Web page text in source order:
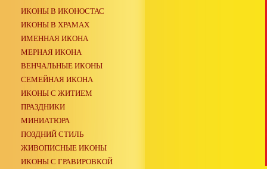
ИКОНЫ В ИКОНОСТАС
ИКОНЫ В ХРАМАХ
ИМЕННАЯ ИКОНА
МЕРНАЯ ИКОНА
ВЕНЧАЛЬНЫЕ ИКОНЫ
СЕМЕЙНАЯ ИКОНА
ИКОНЫ С ЖИТИЕМ
ПРАЗДНИКИ
МИНИАТЮРА
ПОЗДНИЙ СТИЛЬ
ЖИВОПИСНЫЕ ИКОНЫ
ИКОНЫ С ГРАВИРОВКОЙ